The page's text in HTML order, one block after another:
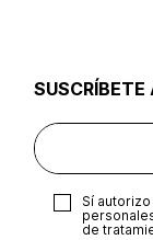
SUSCRÍBETE
Sí autorizo
de